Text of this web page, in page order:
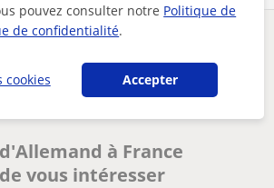
à France
vous intéresser
pouvez consulter notre Politique de
de confidentialité.
cookies Accepter